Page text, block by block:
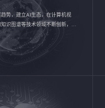
势，建立AI生态，在计算机视
识图谱等技术领域不断创新，持
型加速器—AlphaMind®AI能力开放